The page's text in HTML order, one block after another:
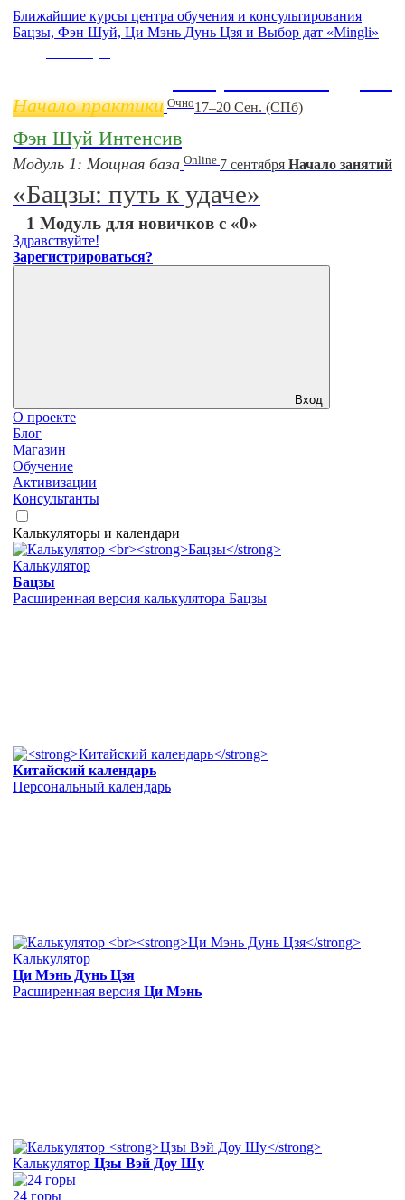
Ближайшие курсы центра обучения и консультирования
Бацзы, Фэн Шуй, Ци Мэнь Дунь Цзя и Выбор дат «Mingli»
Начало практики Очно17–20 Сен. (СПб)
Фэн Шуй Интенсив
Модуль 1: Мощная база Online 7 сентября Начало занятий
«Бацзы: путь к удаче»
1 Модуль для новичков с «0»
Здравствуйте!
Зарегистрироваться?
Вход
О проекте
Блог
Магазин
Обучение
Активизации
Консультанты
Калькуляторы и календари
Калькулятор
Бацзы
Расширенная версия калькулятора Бацзы
Китайский календарь
Персональный календарь
Калькулятор
Ци Мэнь Дунь Цзя
Расширенная версия Ци Мэнь
Калькулятор Цзы Вэй Доу Шу
24 горы